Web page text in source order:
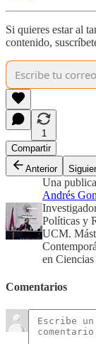
Si quieres estar al
contenido,
1
Compartir
Anterior
Una
Andrés
Políticas y
UCM.
en
Comentarios